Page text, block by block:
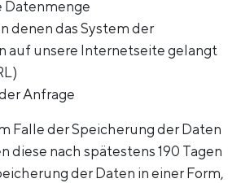
Datenmenge
denen das System der
auf unsere Internetseite gelangt
Anfrage
Falle der Speicherung der Daten
diese nach spätestens 190 Tagen
der Daten in einer Form,